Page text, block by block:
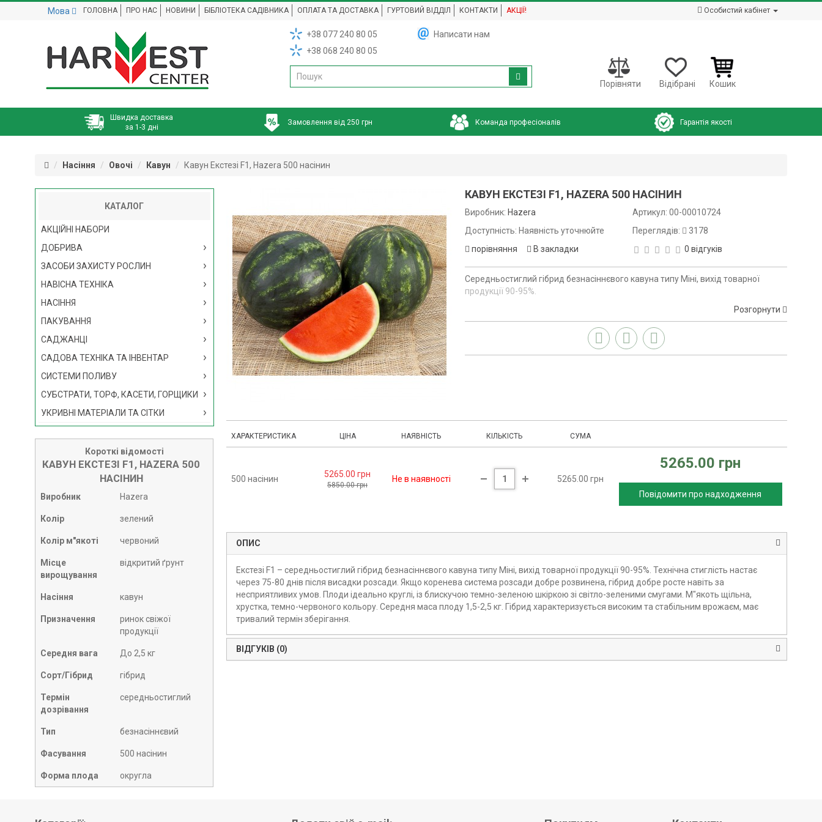
Мова ГОЛОВНА ПРО НАС НОВИНИ БІБЛІОТЕКА САДІВНИКА ОПЛАТА ТА ДОСТАВКА ГУРТОВИЙ ВІДДІЛ КОНТАКТИ АКЦІЇ! Особистий кабінет
+38 077 240 80 05
+38 068 240 80 05
Написати нам
Порівняти Відібрані Кошик
Швидка доставка
за 1-3 дні
Замовлення від 250 грн Команда професіоналів Гарантія якості
Насіння Овочі Кавун Кавун Екстезі F1, Hazera 500 насінин
КАТАЛОГ
АКЦІЙНІ НАБОРИ
ДОБРИВА
ЗАСОБИ ЗАХИСТУ РОСЛИН
НАВІСНА ТЕХНІКА
НАСІННЯ
ПАКУВАННЯ
САДЖАНЦІ
САДОВА ТЕХНІКА ТА ІНВЕНТАР
СИСТЕМИ ПОЛИВУ
СУБСТРАТИ, ТОРФ, КАСЕТИ, ГОРЩИКИ
УКРИВНІ МАТЕРІАЛИ ТА СІТКИ
Короткі відомості
КАВУН ЕКСТЕЗІ F1, HAZERA 500
НАСІНИН
Виробник Hazera
Колір зелений
Колір м"якоті червоний
Місце
вирощування
відкритий ґрунт
Насіння кавун
Призначення
ринок свіжої
продукції
Середня вага До 2,5 кг
Сорт/Гібрид гібрид
Термін
дозрівання
середньостиглий
Тип безнасіннєвий
Фасування 500 насінин
Форма плода округла
КАВУН ЕКСТЕЗІ F1, HAZERA 500 НАСІНИН
Виробник: Hazera
Доступність: Наявність уточнюйте
порівняння
В закладки
Артикул: 00-00010724
Переглядів:
3178
0 відгуків
Середньостиглий гібрид безнасіннєвого кавуна типу Міні, вихід товарної
продукції 90-95%.
Розгорнути
ХАРАКТЕРИСТИКА ЦІНА НАЯВНІСТЬ КІЛЬКІСТЬ СУМА
500 насінин 5265.00 грн
5850.00 грн
Не в наявності 5265.00 грн
5265.00 грн
Повідомити про надходження
ОПИС
Екстезі F1 – середньостиглий гібрид безнасіннєвого кавуна типу Міні, вихід товарної продукції 90-95%. Технічна стиглість настає
через 75-80 днів після висадки розсади. Якщо коренева система розсади добре розвинена, гібрид добре росте навіть за
несприятливих умов. Плоди ідеально круглі, із блискучою темно-зеленою шкіркою зі світло-зеленими смугами. М"якоть щільна,
хрустка, темно-червоного кольору. Середня маса плоду 1,5-2,5 кг. Гібрид характеризується високим та стабільним врожаєм, має
тривалий термін зберігання.
ВІДГУКІВ (0)